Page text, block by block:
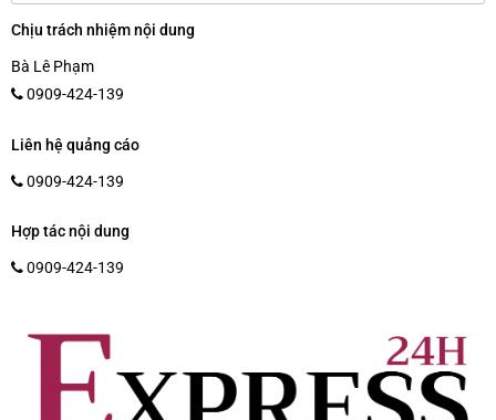
Chịu trách nhiệm nội dung
Bà Lê Phạm
0909-424-139
Liên hệ quảng cáo
0909-424-139
Hợp tác nội dung
0909-424-139